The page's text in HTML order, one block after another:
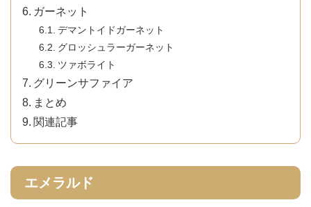
ガーネット
デマントイドガーネット
グロッシュラーガーネット
ツァボライト
グリーンサファイア
まとめ
関連記事
エメラルド